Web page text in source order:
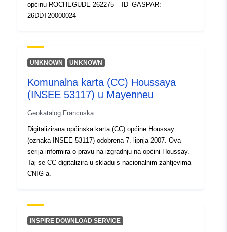
općinu ROCHEGUDE 262275 – ID_GASPAR:
26DDT20000024
UNKNOWN UNKNOWN
Komunalna karta (CC) Houssaya
(INSEE 53117) u Mayenneu
Geokatalog Francuska
Digitalizirana općinska karta (CC) općine Houssay
(oznaka INSEE 53117) odobrena 7. lipnja 2007. Ova
serija informira o pravu na izgradnju na općini Houssay.
Taj se CC digitalizira u skladu s nacionalnim zahtjevima
CNIG-a.
INSPIRE DOWNLOAD SERVICE